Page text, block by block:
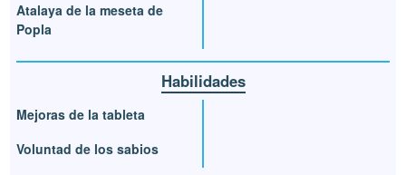
Atalaya de la meseta de
Popla
Habilidades
Mejoras de la tableta
Voluntad de los sabios